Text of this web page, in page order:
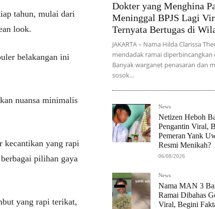
tahun, mulai dari
look.
belakangan ini
nuansa minimalis
kecantikan yang rapi
pilihan gaya
yang rapi terikat,
Dokter yang Menghina
Meninggal BPJS Lagi
Ternyata Bertugas di
JAKARTA – Nama Hilda Clarissa
mendadak ramai diperbincangkan
Banyak warganet penasaran dan
sosok...
News
Netizen Heboh
Pengantin Viral,
Pemeran Yank
Resmi Menikah?
06/08/2026
News
Nama MAN 3
Ramai Dibahas
Viral, Begini